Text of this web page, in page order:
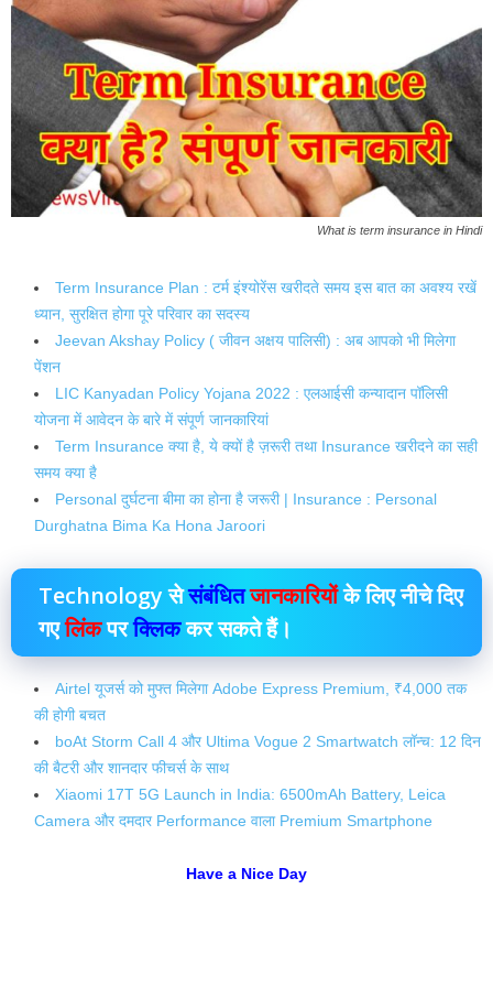
What is term insurance in Hindi
Term Insurance Plan : टर्म इंश्योरेंस खरीदते समय इस बात का अवश्य रखें
ध्यान, सुरक्षित होगा पूरे परिवार का सदस्य
Jeevan Akshay Policy ( जीवन अक्षय पालिसी) : अब आपको भी मिलेगा
पेंशन
LIC Kanyadan Policy Yojana 2022 : एलआईसी कन्यादान पॉलिसी
योजना में आवेदन के बारे में संपूर्ण जानकारियां
Term Insurance क्या है, ये क्यों है ज़रूरी तथा Insurance खरीदने का सही
समय क्या है
Personal दुर्घटना बीमा का होना है जरूरी | Insurance : Personal
Durghatna Bima Ka Hona Jaroori
Technology सेसंबंधितजानकारियोंके लिए नीचे दिए
गएलिंकपरक्लिककर सकते हैं।
Airtel यूजर्स को मुफ्त मिलेगा Adobe Express Premium, ₹4,000 तक
की होगी बचत
boAt Storm Call 4 और Ultima Vogue 2 Smartwatch लॉन्च: 12 दिन
की बैटरी और शानदार फीचर्स के साथ
Xiaomi 17T 5G Launch in India: 6500mAh Battery, Leica
Camera और दमदार Performance वाला Premium Smartphone
Have a Nice Day